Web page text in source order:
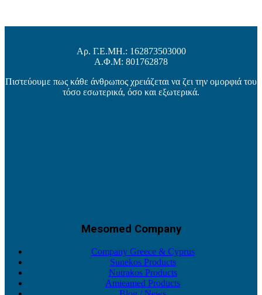
Αρ. Γ.Ε.ΜΗ.: 162873503000
Α.Φ.Μ: 801762878
Πιστεύουμε πως κάθε άνθρωπος χρειάζεται να ζει την ομορφιά του
τόσο εσωτερικά, όσο και εξωτερικά.
Mesomed Company
Company Greece & Cyprus
Sunekos Products
Nutrakos Products
Amieamed Products